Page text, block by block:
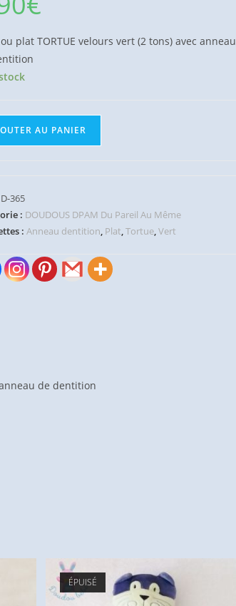
plat TORTUE velours vert (2 tons) avec anneau
AU PANIER
D-365
: DOUDOUS DPAM Du Pareil Au Même
: Anneau dentition, Plat,Tortue,Vert
de dentition
ÉPUISÉ